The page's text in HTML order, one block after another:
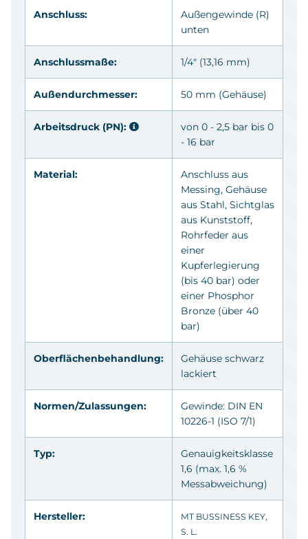
Anschluss: Außengewinde (R)
unten
Anschlussmaße: 1/4" (13,16 mm)
Außendurchmesser: 50 mm (Gehäuse)
Arbeitsdruck (PN):
von 0 - 2,5 bar bis 0
- 16 bar
Material:
Anschluss aus
Messing, Gehäuse
aus Stahl, Sichtglas
aus Kunststoff,
Rohrfeder aus
einer
Kupferlegierung
(bis 40 bar) oder
einer Phosphor
Bronze (über 40
bar)
Oberflächenbehandlung:
Gehäuse schwarz
lackiert
Normen/Zulassungen:
Gewinde: DIN EN
10226-1 (ISO 7/1)
Typ:
Genauigkeitsklasse
1,6 (max. 1,6 %
Messabweichung)
Hersteller:
MT BUSSINESS KEY,
S. L.